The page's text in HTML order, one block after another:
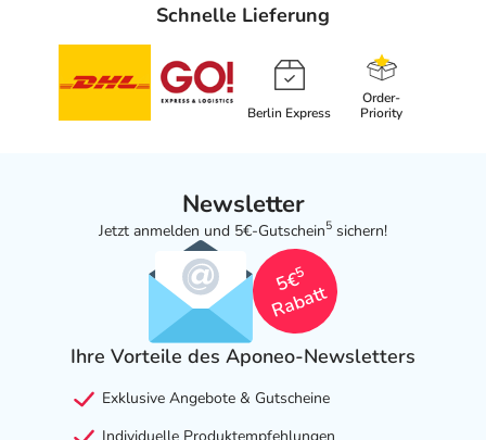
Schnelle Lieferung
Berlin Express
Order-
Priority
Newsletter
Jetzt anmelden und 5€-Gutschein5 sichern!
5€
5
Rabatt
Ihre Vorteile des Aponeo-Newsletters
Exklusive Angebote & Gutscheine